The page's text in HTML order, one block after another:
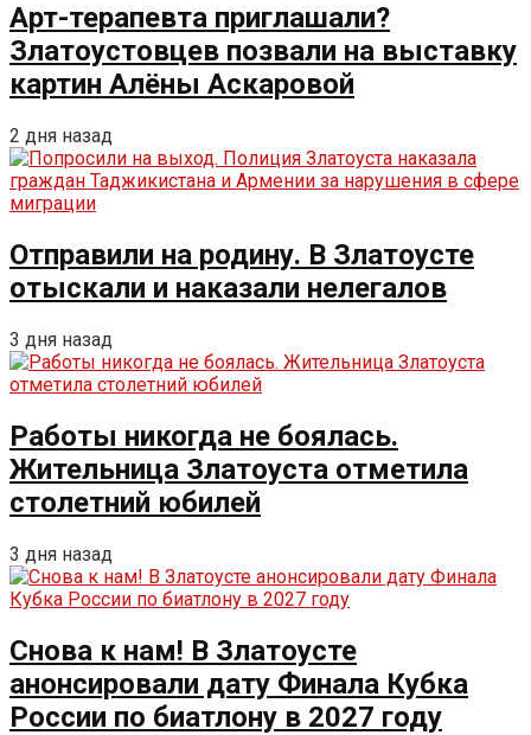
Арт-терапевта приглашали?
Златоустовцев позвали на выставку
картин Алёны Аскаровой
2 дня назад
Отправили на родину. В Златоусте
отыскали и наказали нелегалов
3 дня назад
Работы никогда не боялась.
Жительница Златоуста отметила
столетний юбилей
3 дня назад
Снова к нам! В Златоусте
анонсировали дату Финала Кубка
России по биатлону в 2027 году